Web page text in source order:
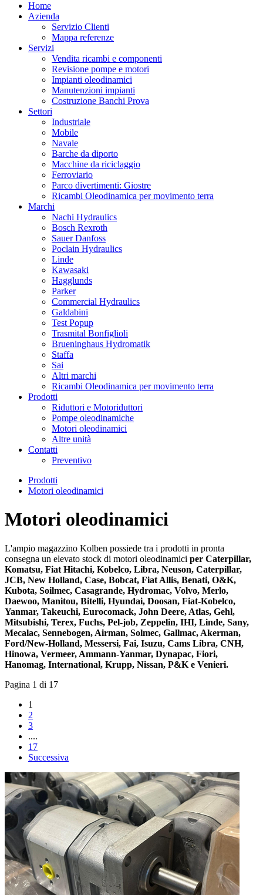
Home
Azienda
Servizio Clienti
Mappa referenze
Servizi
Vendita ricambi e componenti
Revisione pompe e motori
Impianti oleodinamici
Manutenzioni impianti
Costruzione Banchi Prova
Settori
Industriale
Mobile
Navale
Barche da diporto
Macchine da riciclaggio
Ferroviario
Parco divertimenti: Giostre
Ricambi Oleodinamica per movimento terra
Marchi
Nachi Hydraulics
Bosch Rexroth
Sauer Danfoss
Poclain Hydraulics
Linde
Kawasaki
Hagglunds
Parker
Commercial Hydraulics
Galdabini
Test Popup
Trasmital Bonfiglioli
Brueninghaus Hydromatik
Staffa
Sai
Altri marchi
Ricambi Oleodinamica per movimento terra
Prodotti
Riduttori e Motoriduttori
Pompe oleodinamiche
Motori oleodinamici
Altre unità
Contatti
Preventivo
Prodotti
Motori oleodinamici
Motori oleodinamici
L'ampio magazzino Kolben possiede tra i prodotti in pronta
consegna un elevato stock di motori oleodinamici per Caterpillar,
Komatsu, Fiat Hitachi, Kobelco, Libra, Neuson, Caterpillar,
JCB, New Holland, Case, Bobcat, Fiat Allis, Benati, O&K,
Kubota, Soilmec, Casagrande, Hydromac, Volvo, Merlo,
Daewoo, Manitou, Bitelli, Hyundai, Doosan, Fiat-Kobelco,
Yanmar, Takeuchi, Eurocomack, John Deere, Atlas, Gehl,
Mitsubishi, Terex, Fuchs, Pel-job, Zeppelin, IHI, Linde, Sany,
Mecalac, Sennebogen, Airman, Solmec, Gallmac, Akerman,
Ford/New-Holland, Messersi, Fai, Isuzu, Cams Libra, CNH,
Hinowa, Vermeer, Ammann-Yanmar, Dynapac, Fiori,
Hanomag, International, Krupp, Nissan, P&K e Venieri.
Pagina 1 di 17
1
2
3
....
17
Successiva